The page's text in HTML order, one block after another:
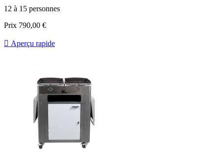
12 à 15 personnes
Prix 790,00 €
 Aperçu rapide